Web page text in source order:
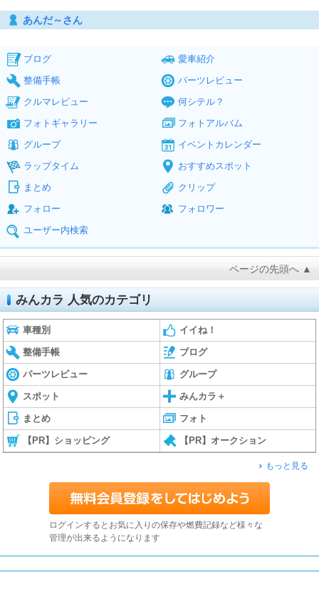
あんだ～さん
ブログ
愛車紹介
整備手帳
パーツレビュー
クルマレビュー
何シテル？
フォトギャラリー
フォトアルバム
グループ
イベントカレンダー
ラップタイム
おすすめスポット
まとめ
クリップ
フォロー
フォロワー
ユーザー内検索
ページの先頭へ ▲
みんカラ 人気のカテゴリ
車種別 イイね！
整備手帳 ブログ
パーツレビュー グループ
スポット みんカラ＋
まとめ フォト
【PR】ショッピング 【PR】オークション
もっと見る
ログインするとお気に入りの保存や燃費記録など様々な
管理が出来るようになります